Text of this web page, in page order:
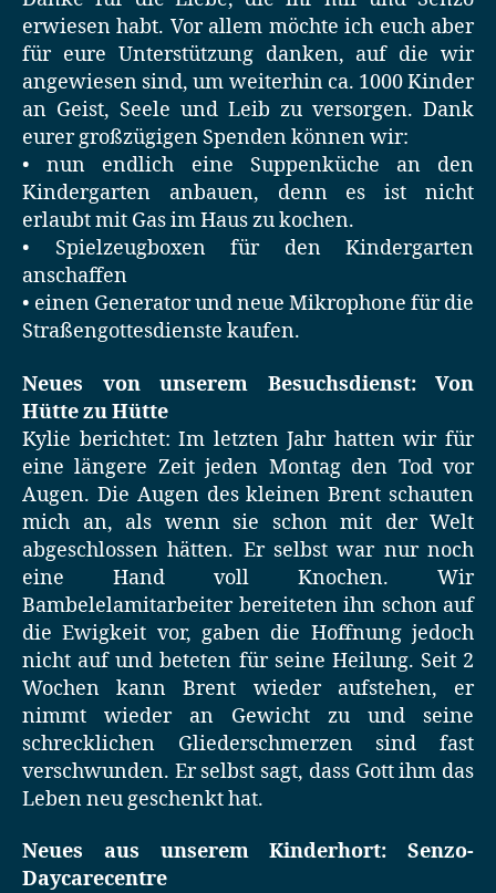
erwiesen habt. Vor allem möchte ich euch aber
für eure Unterstützung danken, auf die wir
angewiesen sind, um weiterhin ca. 1000 Kinder
an Geist, Seele und Leib zu versorgen. Dank
eurer großzügigen Spenden können wir:
• nun endlich eine Suppenküche an den
Kindergarten anbauen, denn es ist nicht
erlaubt mit Gas im Haus zu kochen.
• Spielzeugboxen für den Kindergarten
anschaffen
• einen Generator und neue Mikrophone für die
Straßengottesdienste kaufen.
Neues von unserem Besuchsdienst: Von
Hütte zu Hütte
Kylie berichtet: Im letzten Jahr hatten wir für
eine längere Zeit jeden Montag den Tod vor
Augen. Die Augen des kleinen Brent schauten
mich an, als wenn sie schon mit der Welt
abgeschlossen hätten. Er selbst war nur noch
eine Hand voll Knochen. Wir
Bambelelamitarbeiter bereiteten ihn schon auf
die Ewigkeit vor, gaben die Hoffnung jedoch
nicht auf und beteten für seine Heilung. Seit 2
Wochen kann Brent wieder aufstehen, er
nimmt wieder an Gewicht zu und seine
schrecklichen Gliederschmerzen sind fast
verschwunden. Er selbst sagt, dass Gott ihm das
Leben neu geschenkt hat.
Neues aus unserem Kinderhort: Senzo-
Daycarecentre